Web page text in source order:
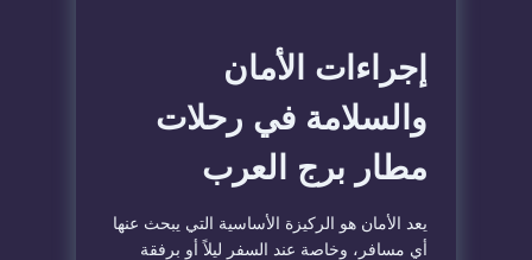
إجراءات الأمان
والسلامة في رحلات
مطار برج العرب
يعد الأمان هو الركيزة الأساسية التي يبحث عنها
أي مسافر، وخاصة عند السفر ليلاً أو برفقة